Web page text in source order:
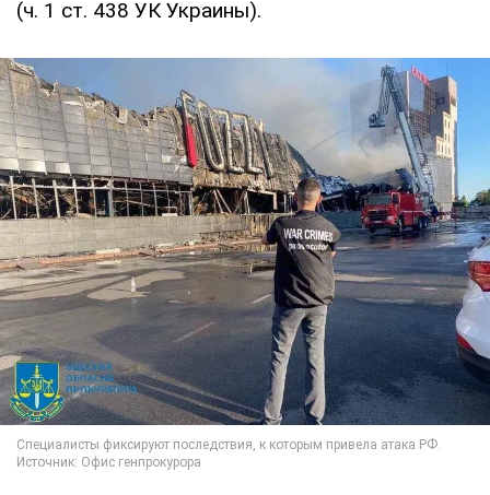
(ч. 1 ст. 438 УК Украины).